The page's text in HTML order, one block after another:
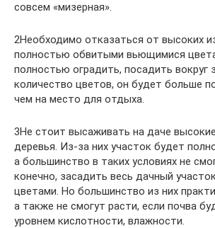
совсем «мизерная».
2Необходимо отказаться от высоких
полностью обвитыми вьющимися
полностью оградить, посадить вокруг
количество цветов, он будет больше
чем на место для отдыха.
3Не стоит высаживать на даче
деревья. Из-за них участок будет
а большинство в таких условиях не
конечно, засадить весь дачный
цветами. Но большинство из них
а также не смогут расти, если почва
уровнем кислотности, влажности.